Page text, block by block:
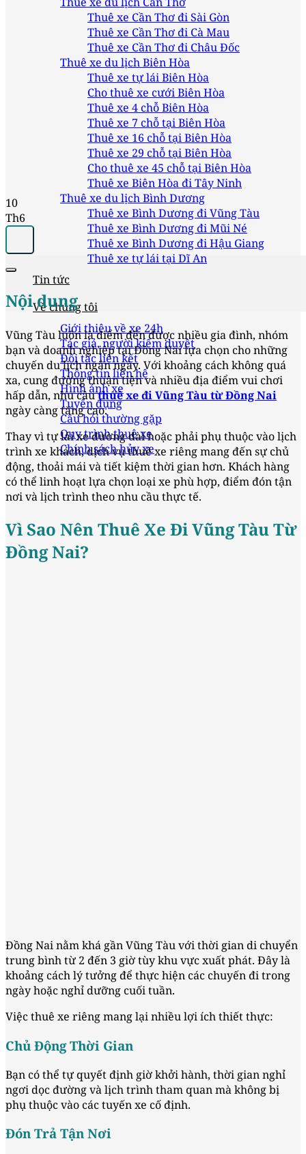
Thuê xe Cần Thơ đi Sài Gòn
Thuê xe Cần Thơ đi Cà Mau
Thuê xe Cần Thơ đi Châu Đốc
Thuê xe du lịch Biên Hòa
Thuê xe tự lái Biên Hòa
Cho thuê xe cưới Biên Hòa
Thuê xe 4 chỗ Biên Hòa
Thuê xe 7 chỗ tại Biên Hòa
Thuê xe 16 chỗ tại Biên Hòa
Thuê xe 29 chỗ tại Biên Hòa
Cho thuê xe 45 chỗ tại Biên Hòa
Thuê xe Biên Hòa đi Tây Ninh
Thuê xe du lịch Bình Dương
Thuê xe Bình Dương đi Vũng Tàu
Thuê xe Bình Dương đi Mũi Né
Thuê xe Bình Dương đi Hậu Giang
Thuê xe tự lái tại Dĩ An
Tin tức
Về chúng tôi
Giới thiệu về xe 24h
Tác giả, người kiểm duyệt
Đối tác liên kết
Thông tin liên hệ
Hình ảnh xe
Tuyển dụng
Câu hỏi thường gặp
Quy trình thuê xe
Chính sách hủy xe
10
Th6
Nội dung
Vũng Tàu luôn là điểm đến được nhiều gia đình, nhóm
bạn và doanh nghiệp tại Đồng Nai lựa chọn cho những
chuyến du lịch ngắn ngày. Với khoảng cách không quá
xa, cung đường thuận tiện và nhiều địa điểm vui chơi
hấp dẫn, nhu cầuthuê xe đi Vũng Tàu từ Đồng Nai
ngày càng tăng cao.
Thay vì tự lái xe đường dài hoặc phải phụ thuộc vào lịch
trình xe khách, dịch vụ thuê xe riêng mang đến sự chủ
động, thoải mái và tiết kiệm thời gian hơn. Khách hàng
có thể linh hoạt lựa chọn loại xe phù hợp, điểm đón tận
nơi và lịch trình theo nhu cầu thực tế.
Vì Sao Nên Thuê Xe Đi Vũng Tàu Từ
Đồng Nai?
Đồng Nai nằm khá gần Vũng Tàu với thời gian di chuyển
trung bình từ 2 đến 3 giờ tùy khu vực xuất phát. Đây là
khoảng cách lý tưởng để thực hiện các chuyến đi trong
ngày hoặc nghỉ dưỡng cuối tuần.
Việc thuê xe riêng mang lại nhiều lợi ích thiết thực:
Chủ Động Thời Gian
Bạn có thể tự quyết định giờ khởi hành, thời gian nghỉ
ngơi dọc đường và lịch trình tham quan mà không bị
phụ thuộc vào các tuyến xe cố định.
Đón Trả Tận Nơi